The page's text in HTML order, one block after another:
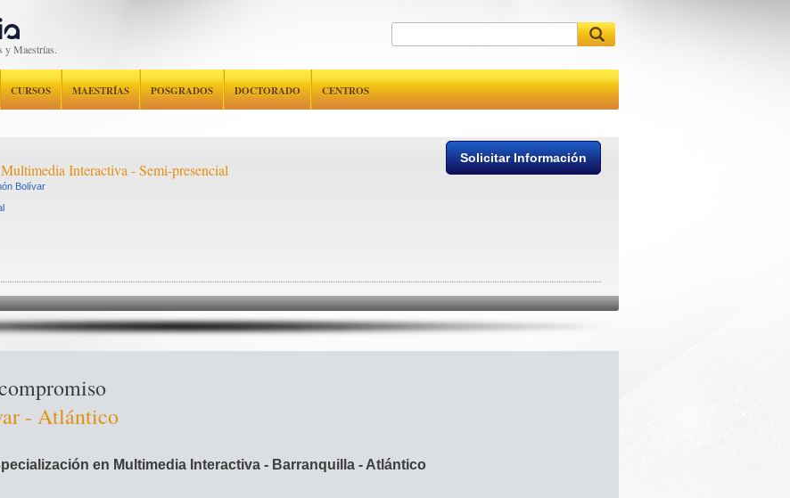
y Maestrías.
CURSOS MAESTRÍAS POSGRADOS DOCTORADO CENTROS
Interactiva - Semi-presencial
Bolívar
Solicitar Información
- Atlántico
en Multimedia Interactiva - Barranquilla - Atlántico